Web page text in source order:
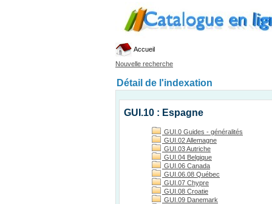
Accueil
Nouvelle recherche
Détail de l'indexation
GUI.10 : Espagne
GUI.0 Guides - généralités
GUI.02 Allemagne
GUI.03 Autriche
GUI.04 Belgique
GUI.06 Canada
GUI.06.08 Québec
GUI.07 Chypre
GUI.08 Croatie
GUI.09 Danemark